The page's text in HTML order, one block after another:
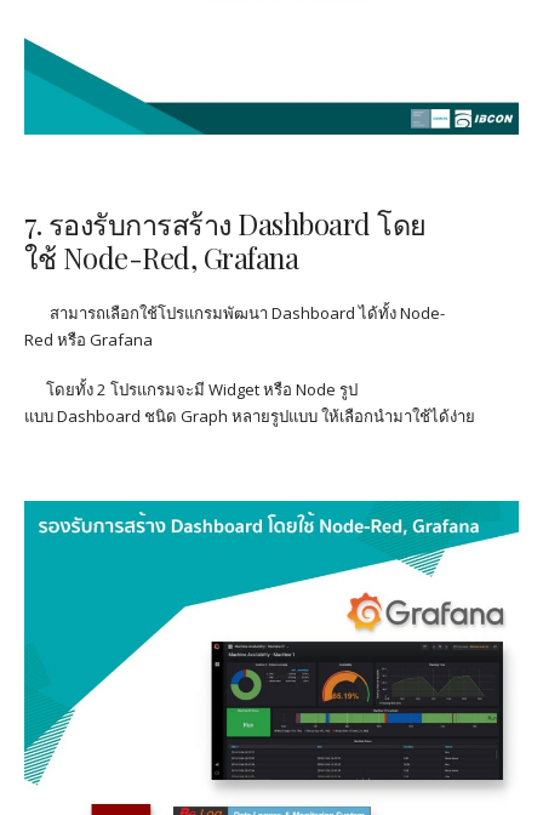
7. รองรับการสร้าง Dashboard โดย
ใช้ Node-Red, Grafana
สามารถเลือกใช้โปรแกรมพัฒนาDashboardได้ทั้งNode-
Red หรือ Grafana
โดยทั้ง 2 โปรแกรมจะมี Widgetหรือ Node รูป
แบบDashboard ชนิด Graph หลายรูปแบบ ให้เลือกนำมาใช้ได้ง่าย